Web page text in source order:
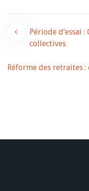
de
Période d’essai
collectives
Réforme des retraites :